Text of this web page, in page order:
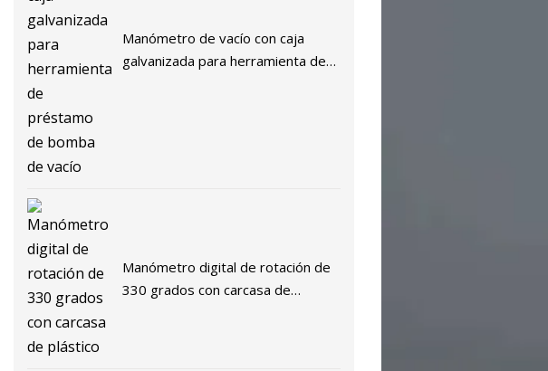
Manómetro de vacío con caja
galvanizada para herramienta de
Manómetro digital de rotación de
330 grados con carcasa de